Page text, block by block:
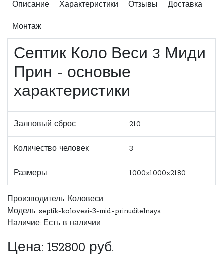
Описание Характеристики Отзывы Доставка
Монтаж
Септик Коло Веси 3 Миди
Прин - основые
характеристики
Залповый сброс 210
Количество человек 3
Размеры 1000x1000x2180
Производитель: Коловеси
Модель: septik-kolovesi-3-midi-prinuditelnaya
Наличие: Есть в наличии
Цена: 152800 руб.